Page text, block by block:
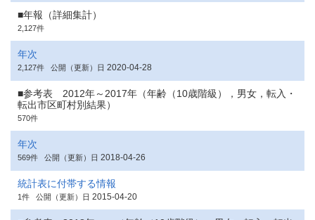
■年報（詳細集計）
2,127件
年次
2,127件 公開（更新）日 2020-04-28
■参考表 2012年～2017年（年齢（10歳階級），男女，転入・
転出市区町村別結果）
570件
年次
569件 公開（更新）日 2018-04-26
統計表に付帯する情報
1件 公開（更新）日 2015-04-20